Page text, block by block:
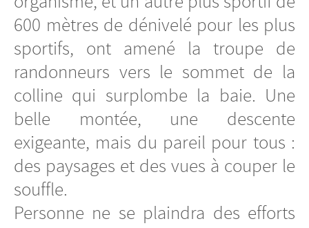
600 mètres de dénivelé pour les plus
sportifs, ont amené la troupe de
randonneurs vers le sommet de la
colline qui surplombe la baie. Une
belle montée, une descente
exigeante, mais du pareil pour tous :
des paysages et des vues à couper le
souffle.
Personne ne se plaindra des efforts